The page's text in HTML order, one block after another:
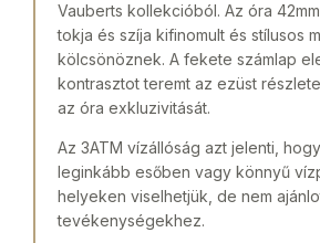
Vauberts kollekcióból. Az óra
tokja és szíja kifinomult és stílusos
kölcsönöznek. A fekete számlap
kontrasztot teremt az ezüst
az óra exkluzivitását.
Az 3ATM vízállóság azt jelenti,
leginkább esőben vagy könnyű
helyeken viselhetjük, de nem
tevékenységekhez.